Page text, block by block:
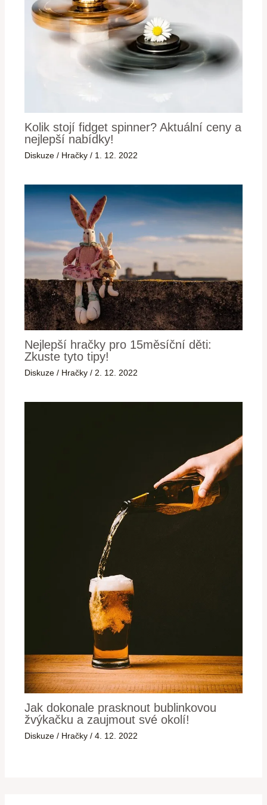
Kolik stojí fidget spinner? Aktuální ceny a
nejlepší nabídky!
Diskuze / Hračky / 1. 12. 2022
Nejlepší hračky pro 15měsíční děti:
Zkuste tyto tipy!
Diskuze / Hračky / 2. 12. 2022
Jak dokonale prasknout bublinkovou
žvýkačku a zaujmout své okolí!
Diskuze / Hračky /4. 12. 2022